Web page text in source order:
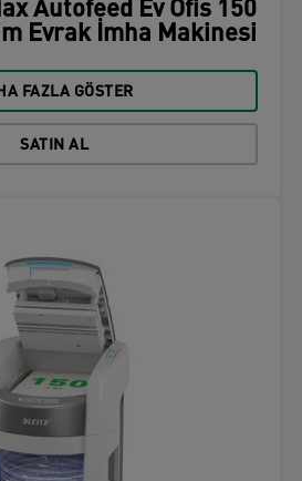
Autofeed Ev Ofis 150
Evrak İmha Makinesi
FAZLA GÖSTER
SATIN AL